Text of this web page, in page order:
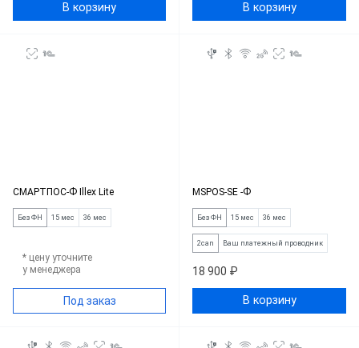
В корзину В корзину
СМАРТПОС-Ф Illex Lite
Без ФН 15 мес 36 мес
* цену уточните
у менеджера
Под заказ
MSPOS-SE -Ф
Без ФН 15 мес 36 мес
2can Ваш платежный проводник
18 900 ₽
В корзину